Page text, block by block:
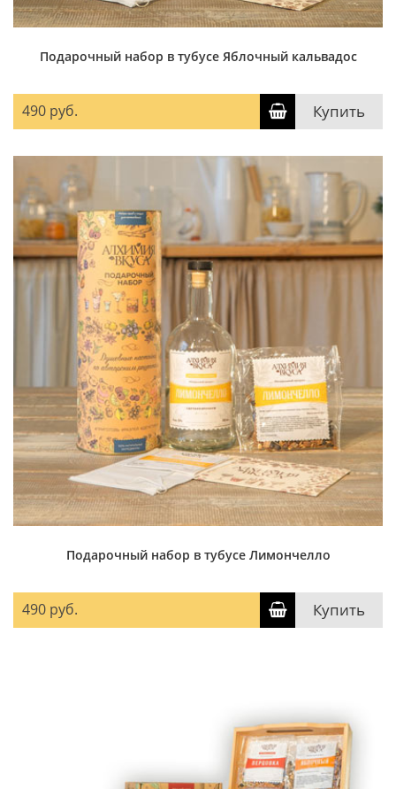
Подарочный набор в тубусе Яблочный кальвадос
490 руб. Купить
Подарочный набор в тубусе Лимончелло
490 руб. Купить